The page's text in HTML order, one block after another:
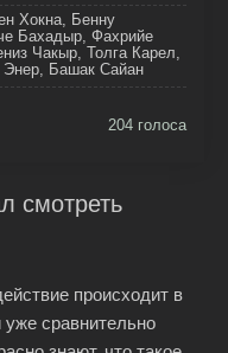
Хокна, Бенну
Бахадыр, Фахрийе
Чакыр, Толга Карел,
Башак Сайан
204 голоса
смотреть
происходит в
уже сравнительно